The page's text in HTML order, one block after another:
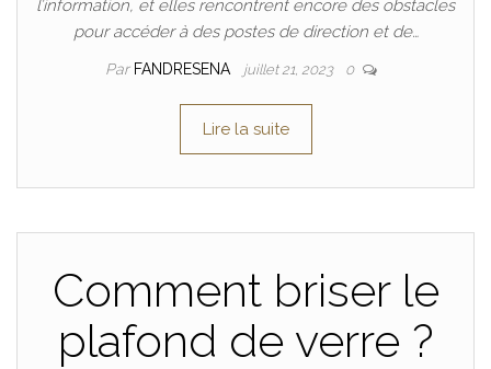
l’information, et elles rencontrent encore des obstacles
pour accéder à des postes de direction et de…
Par FANDRESENA juillet 21, 2023 0
Lire la suite
Comment briser le
plafond de verre ?